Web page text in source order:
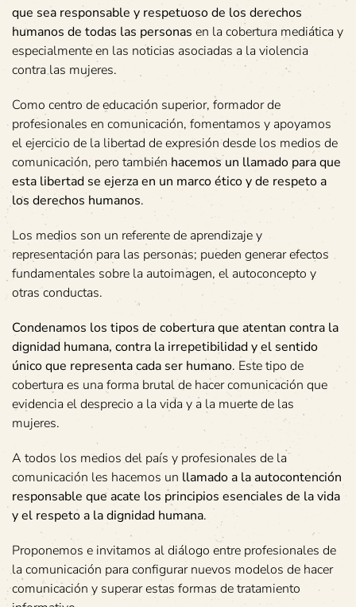
que sea responsable y respetuoso de los derechos
humanos de todas las personas en la cobertura mediática y
especialmente en las noticias asociadas a la violencia
contra las mujeres.
Como centro de educación superior, formador de
profesionales en comunicación, fomentamos y apoyamos
el ejercicio de la libertad de expresión desde los medios de
comunicación, pero tambiénhacemos un llamado para que
esta libertad se ejerza en un marco ético y de respeto a
los derechos humanos.
Los medios son un referente de aprendizaje y
representación para las personas; pueden generar efectos
fundamentales sobre la autoimagen, el autoconcepto y
otras conductas.
Condenamos los tipos de cobertura que atentan contra la
dignidad humana, contra la irrepetibilidad y el sentido
único que representa cada ser humano. Este tipo de
cobertura es una forma brutal de hacer comunicación que
evidencia el desprecio a la vida y a la muerte de las
mujeres.
A todos los medios del país y profesionales de la
comunicación les hacemos un llamado a la autocontención
responsable que acate los principios esenciales de la vida
y el respeto a la dignidad humana.
Proponemos e invitamos al diálogo entre profesionales de
la comunicación para configurar nuevos modelos de hacer
comunicación y superar estas formas de tratamiento